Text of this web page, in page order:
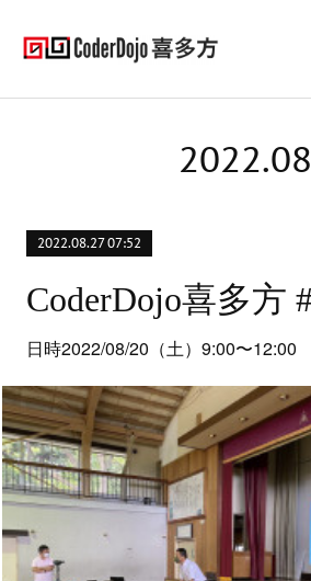
2022.08
2022.08.27 07:52
日時2022/08/20（土）9:00〜12:00